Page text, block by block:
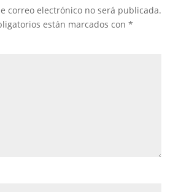
correo electrónico no será publicada.
están marcados con *